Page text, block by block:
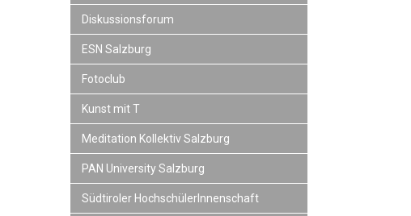
Diskussionsforum
ESN Salzburg
Fotoclub
Kunst mit T
Meditation Kollektiv Salzburg
PAN University Salzburg
Südtiroler HochschülerInnenschaft